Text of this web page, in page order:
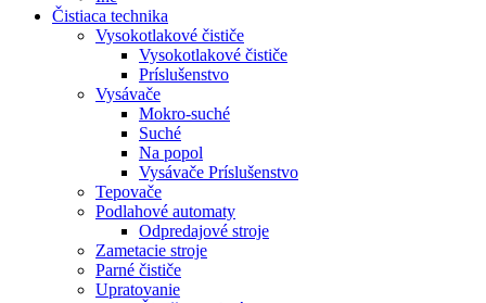
Čistiaca technika
Vysokotlakové čističe
Vysokotlakové čističe
Príslušenstvo
Vysávače
Mokro-suché
Suché
Na popol
Vysávače Príslušenstvo
Tepovače
Podlahové automaty
Odpredajové stroje
Zametacie stroje
Parné čističe
Upratovanie